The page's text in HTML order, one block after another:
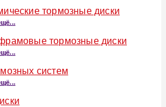
тормозные диски
тормозные диски
систем